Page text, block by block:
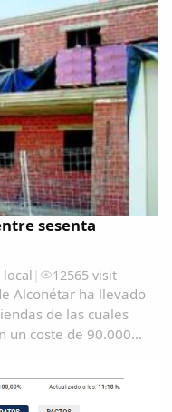
una...
sesenta
local | 12565 visit
Alconétar ha llevado
de 90.000